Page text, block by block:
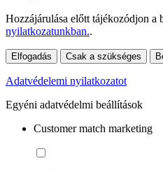
Hozzájárulása előtt tájékozódjon a
nyilatkozatunkban..
Elfogadás Csak a szükséges
Adatvédelemi nyilatkozatot
Egyéni adatvédelmi beállítások
Customer match marketing